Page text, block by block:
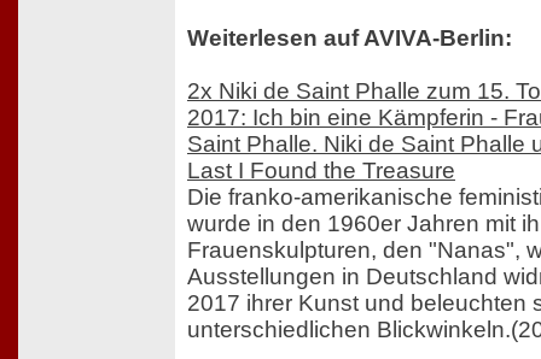
Weiterlesen auf AVIVA-Berlin:
2x Niki de Saint Phalle zum 15.
2017: Ich bin eine Kämpferin -
Saint Phalle. Niki de Saint Phalle
Last I Found the Treasure
Die franko-amerikanische
wurde in den 1960er Jahren mit
Frauenskulpturen, den "Nanas",
Ausstellungen in Deutschland
2017 ihrer Kunst und beleuchten
unterschiedlichen